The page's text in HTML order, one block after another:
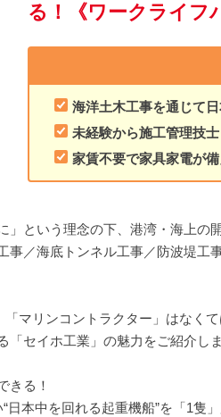
る！《ワークライフ
海洋土木工事を通じて
未経験から施工管理技
家賃不要で家具家電が
という理念の下、港湾・海上の
事／海底トンネル工事／防波堤工
マリンコントラクター」はなくて
セイホ工業」の魅力をご紹介しま
きる！
本中を回れる起重機船”を「1隻